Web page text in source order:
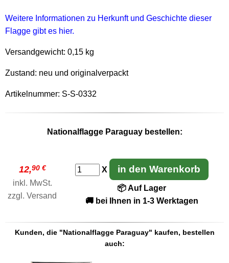
Weitere Informationen zu Herkunft und Geschichte dieser
Flagge gibt es hier.
Versandgewicht: 0,15 kg
Zustand: neu und originalverpackt
Artikelnummer: S-S-0332
Nationalflagge Paraguay bestellen:
12,90 €
inkl. MwSt.
zzgl. Versand
X in den Warenkorb
📦 Auf Lager
🚚 bei Ihnen in 1-3 Werktagen
Kunden, die "Nationalflagge Paraguay" kaufen, bestellen
auch: